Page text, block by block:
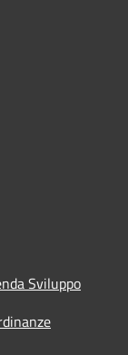
Sviluppo